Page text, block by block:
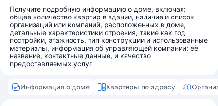
Получите подробную информацию о доме, включая:
общее количество квартир в здании, наличие и список
организаций или компаний, расположенных в доме,
детальные характеристики строения, такие как год
постройки, этажность, тип конструкции и использованные
материалы, информация об управляющей компании: её
название, контактные данные, и качество
предоставляемых услуг
Информация о доме Квартиры по адресу